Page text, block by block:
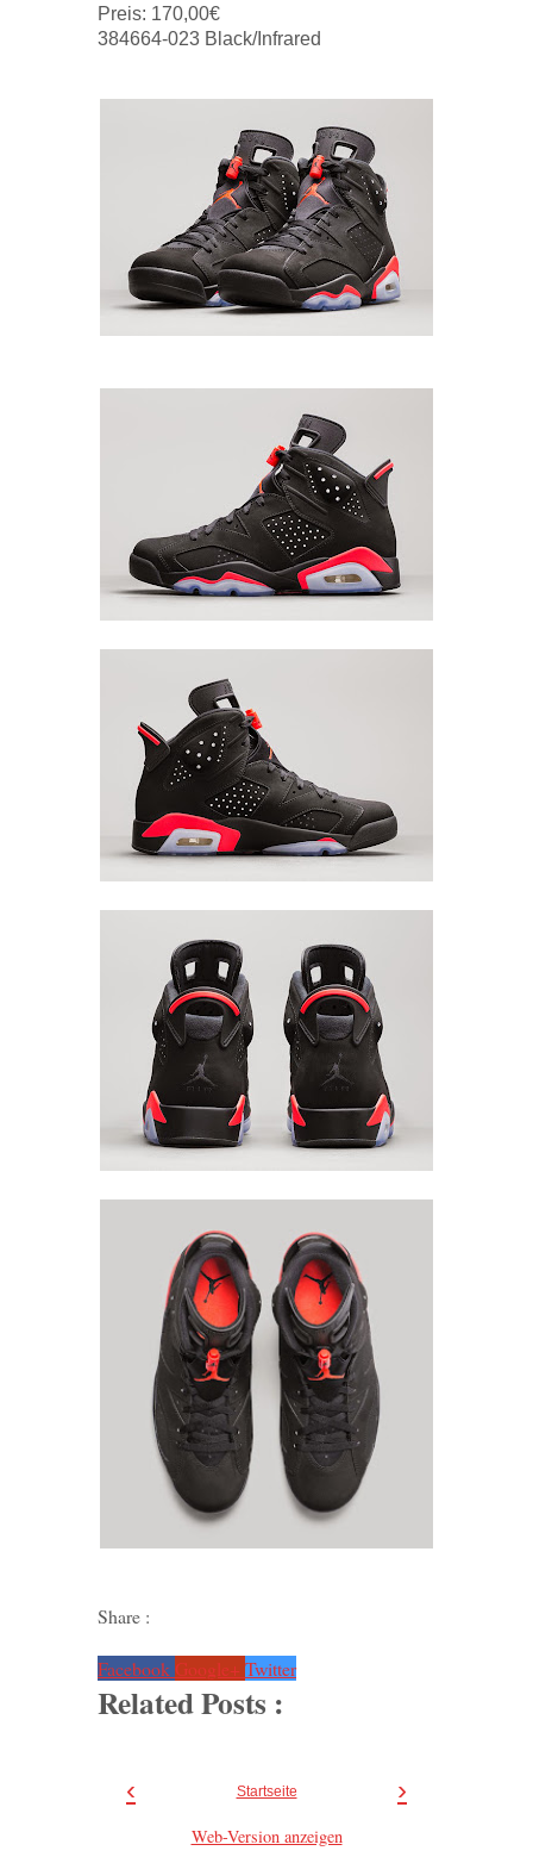
Preis: 170,00€
384664-023 Black/Infrared
Share :
Facebook Google+ Twitter
Related Posts :
‹ ›
Startseite
Web-Version anzeigen